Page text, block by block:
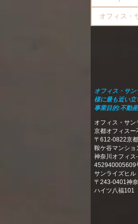
オフィス・
オフィス・サ
様に最も近い立
事業目的:不動
オフィス・サン
京都オフィス
〒612-0822京
鞍ケ谷マンショ
神奈川オフィス
452940005609
サンライズヒル
〒243-0401神
ハイツ八福101